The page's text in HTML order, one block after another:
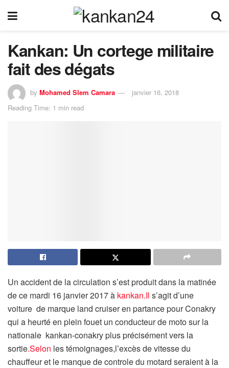
Kankan: Un cortege militaire
fait des dégats
by Mohamed Slem Camara
janvier 16, 2018
Reading Time: 1 min read
Un accident de la circulation s’est produit dans la matinée
de ce mardi 16 janvier 2017 à kankan.Il s’agit d’une
voiture de marque land cruiser en partance pour Conakry
qui a heurté en plein fouet un conducteur de moto sur la
nationale kankan-conakry plus précisément vers la
sortie.Selon les témoignages,l’excès de vitesse du
chauffeur et le manque de controle du motard seraient à la